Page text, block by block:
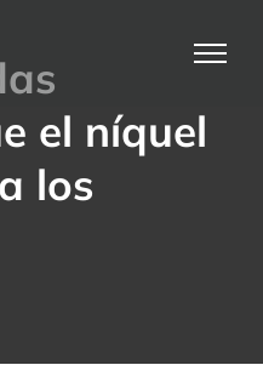
el níquel
los